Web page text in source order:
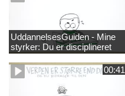
UddannelsesGuiden - Mine
styrker: Du er disciplineret
00:41